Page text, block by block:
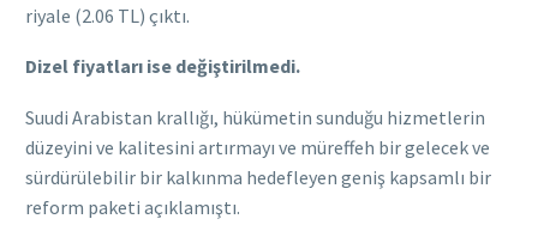
riyale (2.06 TL) çıktı.
Dizel fiyatları ise değiştirilmedi.
Suudi Arabistan krallığı, hükümetin sunduğu hizmetlerin
düzeyini ve kalitesini artırmayı ve müreffeh bir gelecek ve
sürdürülebilir bir kalkınma hedefleyen geniş kapsamlı bir
reform paketi açıklamıştı.